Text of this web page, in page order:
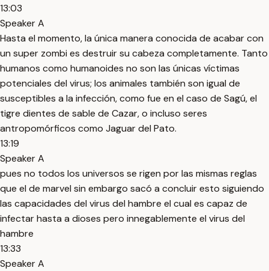
13:03
Speaker A
Hasta el momento, la única manera conocida de acabar con
un super zombi es destruir su cabeza completamente. Tanto
humanos como humanoides no son las únicas víctimas
potenciales del virus; los animales también son igual de
susceptibles a la infección, como fue en el caso de Sagú, el
tigre dientes de sable de Cazar, o incluso seres
antropomórficos como Jaguar del Pato.
13:19
Speaker A
pues no todos los universos se rigen por las mismas reglas
que el de marvel sin embargo sacó a concluir esto siguiendo
las capacidades del virus del hambre el cual es capaz de
infectar hasta a dioses pero innegablemente el virus del
hambre
13:33
Speaker A